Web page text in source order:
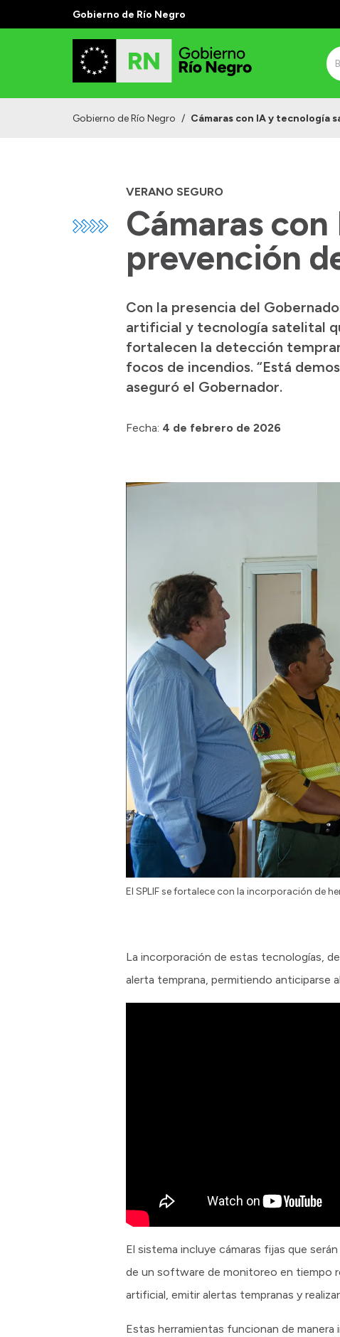
Gobierno de Río Negro
Gobierno de Río Negro / Cámaras con IA y tecnología
VERANO SEGURO
Cámaras
prevención
Con la presencia del
artificial y tecnología satelital
fortalecen la detección
focos de incendios. “Está
aseguró el Gobernador.
Fecha: 4 de febrero de 2026
El SPLIF se fortalece con la incorporación de
La incorporación de estas tecnologías,
alerta temprana, permitiendo anticiparse
El sistema incluye cámaras fijas que
de un software de monitoreo en tiempo
artificial, emitir alertas tempranas y
Estas herramientas funcionan de